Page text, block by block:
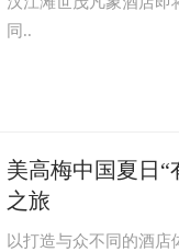
同..
美高梅中国夏日
之旅
以打造与众不同的酒